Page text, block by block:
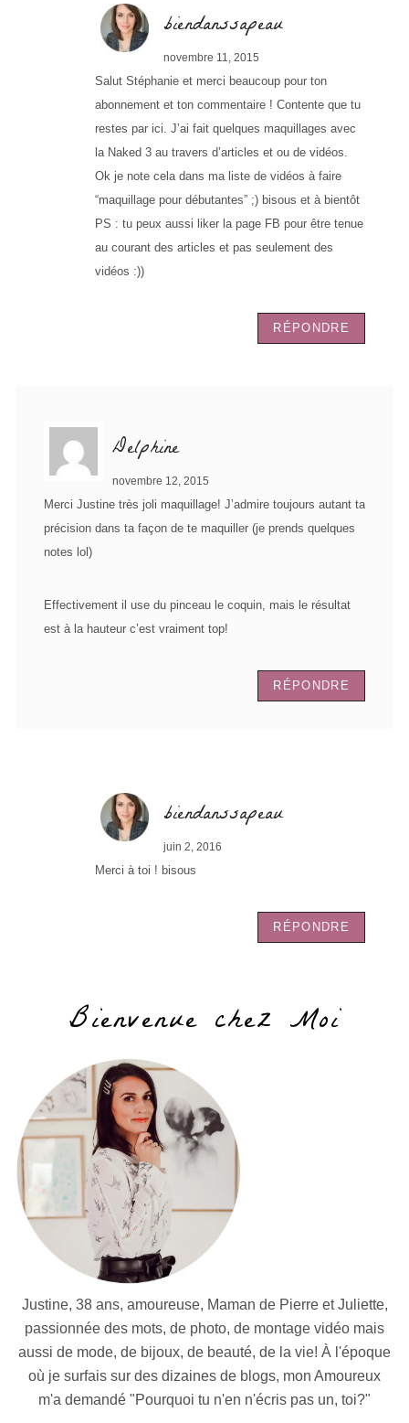
biendanssapeau
novembre 11, 2015
Salut Stéphanie et merci beaucoup pour ton
abonnement et ton commentaire ! Contente que tu
restes par ici. J’ai fait quelques maquillages avec
la Naked 3 au travers d’articles et ou de vidéos.
Ok je note cela dans ma liste de vidéos à faire
“maquillage pour débutantes” ;) bisous et à bientôt
PS : tu peux aussi liker la page FB pour être tenue
au courant des articles et pas seulement des
vidéos :))
RÉPONDRE
Delphine
novembre 12, 2015
Merci Justine très joli maquillage! J’admire toujours autant ta
précision dans ta façon de te maquiller (je prends quelques
notes lol)
Effectivement il use du pinceau le coquin, mais le résultat
est à la hauteur c’est vraiment top!
RÉPONDRE
biendanssapeau
juin 2, 2016
Merci à toi ! bisous
RÉPONDRE
Bienvenue chez Moi
Justine, 38 ans, amoureuse, Maman de Pierre et Juliette,
passionnée des mots, de photo, de montage vidéo mais
aussi de mode, de bijoux, de beauté, de la vie! À l'époque
où je surfais sur des dizaines de blogs, mon Amoureux
m'a demandé "Pourquoi tu n'en n'écris pas un, toi?"